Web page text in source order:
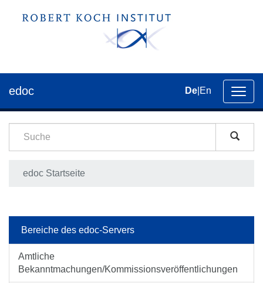
der
edoc De En
edoc Startseite
Bereiche des edoc-Servers
Amtliche
Bekanntmachungen/Kommissionsveröffentlichungen